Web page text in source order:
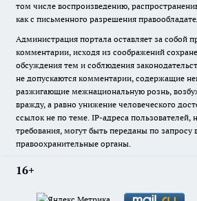
том числе воспроизведению,
как с письменного разрешения
Администрация портала оставляет за собой
комментарии, исходя из соображений
обсуждения тем и соблюдения
не допускаются комментарии, содержащие
разжигающие межнациональную рознь,
вражду, а равно унижение человеческого
ссылок не по теме. IP-адреса
требования, могут быть переданы по запросу
правоохранительные органы.
16+